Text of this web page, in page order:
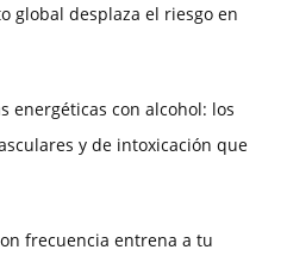
global desplaza el riesgo en
energéticas con alcohol: los
y de intoxicación que
frecuencia entrena a tu